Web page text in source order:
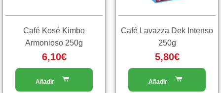
Café Kosé Kimbo
Armonioso 250g
6,10€
Café Lavazza Dek Intenso
250g
5,80€